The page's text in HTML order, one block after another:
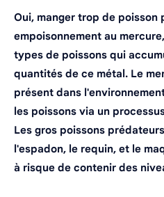
Oui, manger trop de poisson
empoisonnement au
types de poissons qui
quantités de ce métal. Le
présent dans
les poissons via un
Les gros poissons
l'espadon, le requin, et le
à risque de contenir des